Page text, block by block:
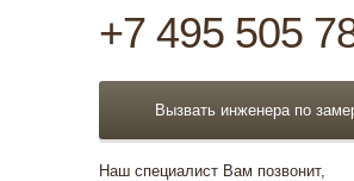
+7 495 505
Вызвать инженера по
Наш специалист Вам позвонит,